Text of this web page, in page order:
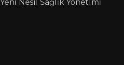
Yeni Nesil Sağlık Yönetimi